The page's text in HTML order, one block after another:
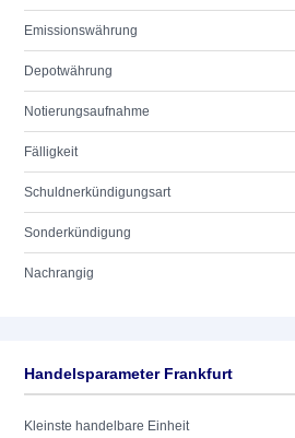
Emissionswährung
Depotwährung
Notierungsaufnahme
Fälligkeit
Schuldnerkündigungsart
Sonderkündigung
Nachrangig
Handelsparameter Frankfurt
Kleinste handelbare Einheit